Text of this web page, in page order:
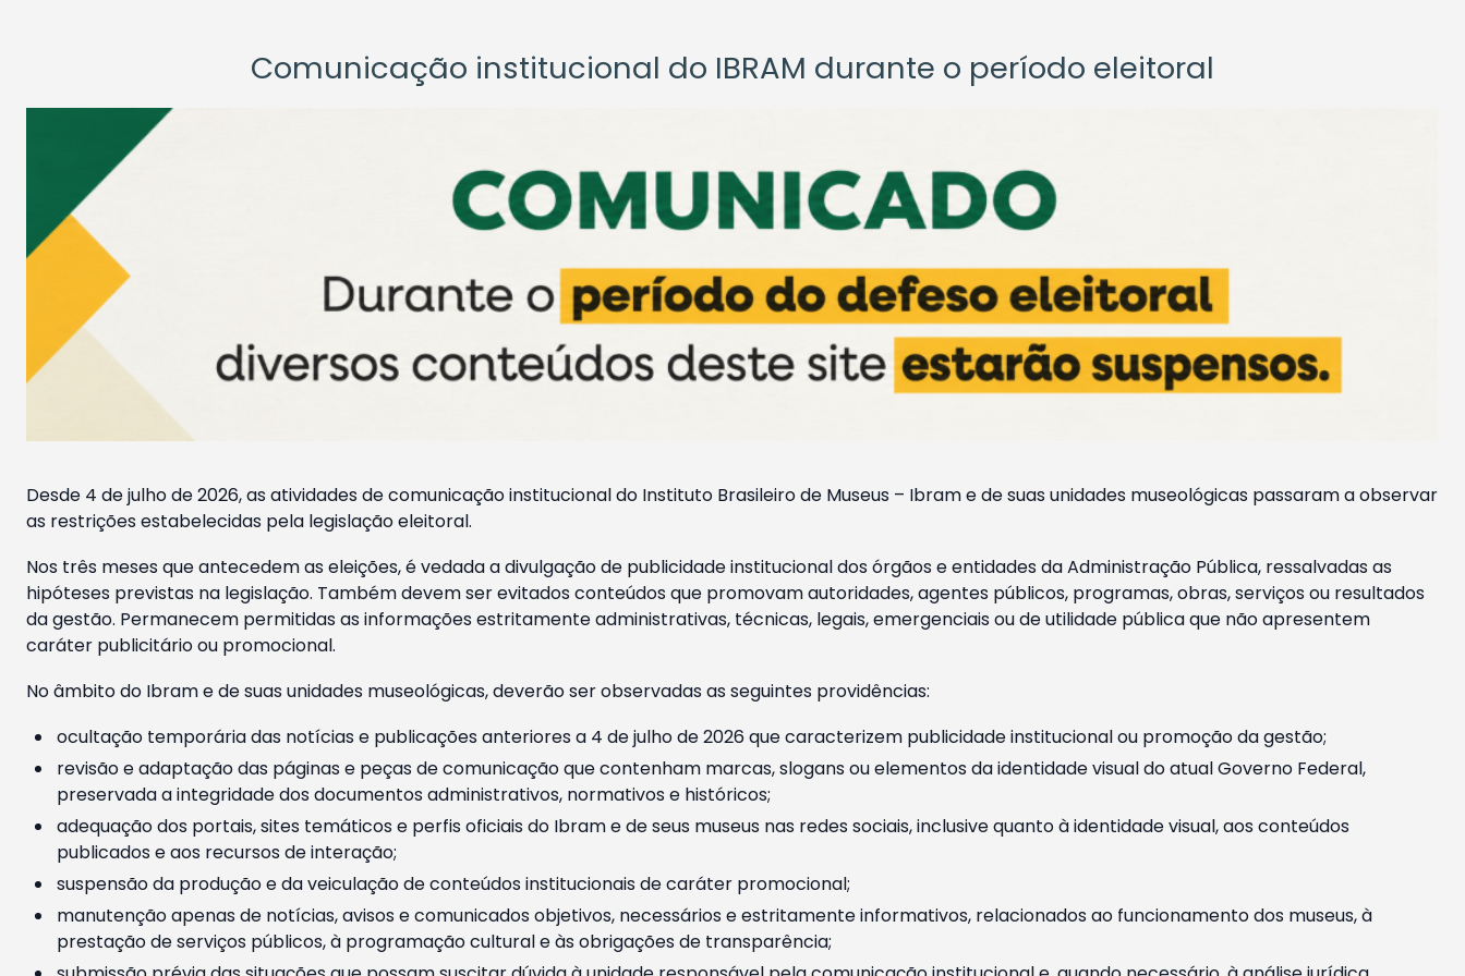
Comunicação institucional do IBRAM durante o período eleitoral
Desde 4 de julho de 2026, as atividades de comunicação institucional do Instituto Brasileiro de Museus – Ibram e de suas unidades museológicas passaram a observar
as restrições estabelecidas pela legislação eleitoral.
Nos três meses que antecedem as eleições, é vedada a divulgação de publicidade institucional dos órgãos e entidades da Administração Pública, ressalvadas as
hipóteses previstas na legislação. Também devem ser evitados conteúdos que promovam autoridades, agentes públicos, programas, obras, serviços ou resultados
da gestão. Permanecem permitidas as informações estritamente administrativas, técnicas, legais, emergenciais ou de utilidade pública que não apresentem
caráter publicitário ou promocional.
No âmbito do Ibram e de suas unidades museológicas, deverão ser observadas as seguintes providências:
ocultação temporária das notícias e publicações anteriores a 4 de julho de 2026 que caracterizem publicidade institucional ou promoção da gestão;
revisão e adaptação das páginas e peças de comunicação que contenham marcas, slogans ou elementos da identidade visual do atual Governo Federal,
preservada a integridade dos documentos administrativos, normativos e históricos;
adequação dos portais, sites temáticos e perfis oficiais do Ibram e de seus museus nas redes sociais, inclusive quanto à identidade visual, aos conteúdos
publicados e aos recursos de interação;
suspensão da produção e da veiculação de conteúdos institucionais de caráter promocional;
manutenção apenas de notícias, avisos e comunicados objetivos, necessários e estritamente informativos, relacionados ao funcionamento dos museus, à
prestação de serviços públicos, à programação cultural e às obrigações de transparência;